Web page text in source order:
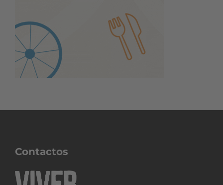
Contactos